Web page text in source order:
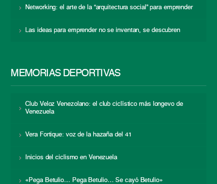
Networking: el arte de la “arquitectura social” para emprender
Las ideas para emprender no se inventan, se descubren
MEMORIAS DEPORTIVAS
Club Veloz Venezolano: el club ciclístico más longevo de
Venezuela
Vera Fortique: voz de la hazaña del 41
Inicios del ciclismo en Venezuela
«Pega Betulio… Pega Betulio… Se cayó Betulio»